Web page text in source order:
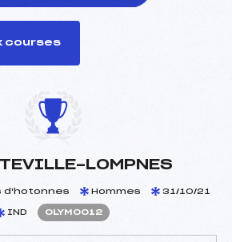
courses
LOMPNES
d'hotonnes Hommes 31/10/21
IND OLYM0012